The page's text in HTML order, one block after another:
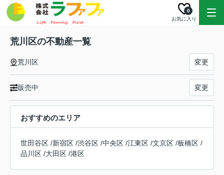
お気に入り
0
荒川区の不動産一覧
荒川区 変更
販売中 変更
おすすめのエリア
世田谷区 /新宿区 /渋谷区 /中央区 /江東区 /文京区 /板橋区 /
品川区 /大田区 /港区